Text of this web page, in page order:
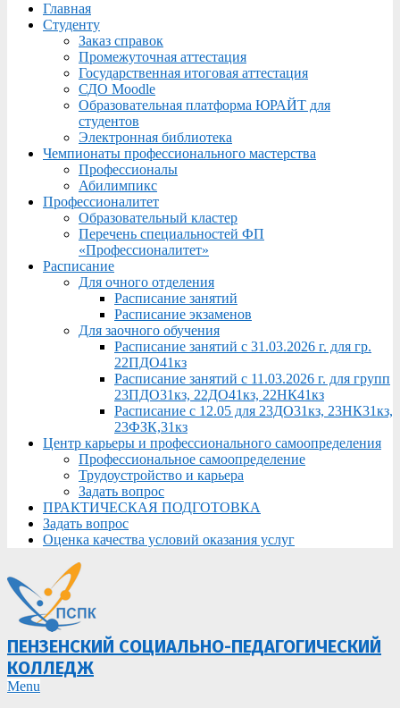
Menu
Главная
Студенту
Заказ справок
Промежуточная аттестация
Государственная итоговая аттестация
СДО Moodle
Образовательная платформа ЮРАЙТ для
студентов
Электронная библиотека
Чемпионаты профессионального мастерства
Профессионалы
Абилимпикс
Профессионалитет
Образовательный кластер
Перечень специальностей ФП
«Профессионалитет»
Расписание
Для очного отделения
Расписание занятий
Расписание экзаменов
Для заочного обучения
Расписание занятий с 31.03.2026 г. для гр.
22ПДО41кз
Расписание занятий с 11.03.2026 г. для групп
23ПДО31кз, 22ДО41кз, 22НК41кз
Расписание с 12.05 для 23ДО31кз, 23НК31кз,
23ФЗК,31кз
Центр карьеры и профессионального самоопределения
Профессиональное самоопределение
Трудоустройство и карьера
Задать вопрос
ПРАКТИЧЕСКАЯ ПОДГОТОВКА
Задать вопрос
Оценка качества условий оказания услуг
ПЕНЗЕНСКИЙ СОЦИАЛЬНО-ПЕДАГОГИЧЕСКИЙ
КОЛЛЕДЖ
Primary
Menu